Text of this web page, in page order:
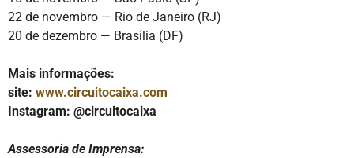
22 de novembro — Rio de Janeiro (RJ)
20 de dezembro — Brasília (DF)
Mais informações:
site: www.circuitocaixa.com
Instagram: @circuitocaixa
Assessoria de Imprensa: